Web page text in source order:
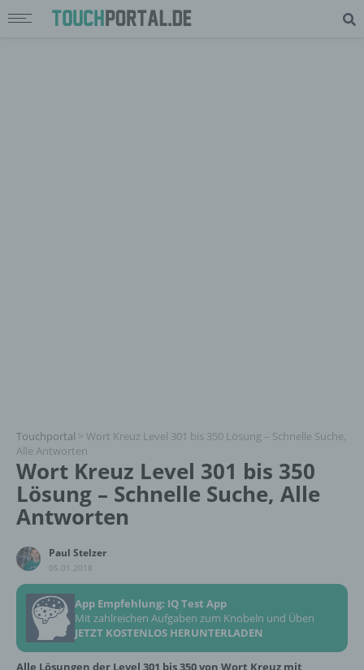
Touchportal > Wort Kreuz Level 301 bis 350 Lösung – Schnelle Suche,
Alle Antworten
Wort Kreuz Level 301 bis 350
Lösung – Schnelle Suche, Alle
Antworten
Paul Stelzer
05.01.2018
App Empfehlung: IQ Test App
Mit zahlreichen Aufgaben zum Knobeln und Üben
JETZT KOSTENLOS HERUNTERLADEN
Alle Lösungen der Level 301 bis 350 von Wort Kreuz mit